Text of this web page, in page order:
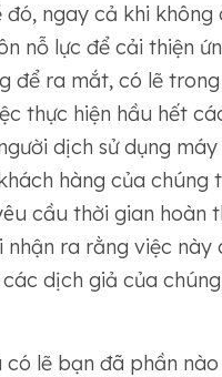
đó, ngay cả khi
nỗ lực để cải thiện
để ra mắt, có lẽ
thực hiện hầu hết
dịch sử dụng
hàng của chúng
cầu thời gian hoàn
nhận ra rằng việc
dịch giả của
có lẽ bạn đã phần